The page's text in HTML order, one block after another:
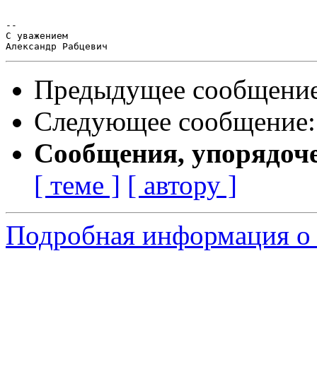
--
С уважением
Предыдущее
Следующее
Сообщения,
[ теме ] [ автору ]
Подробная информация о